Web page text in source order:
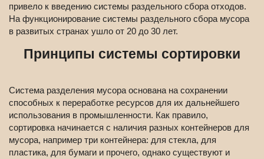
привело к введению системы раздельного сбора отходов.
На функционирование системы раздельного сбора мусора
в развитых странах ушло от 20 до 30 лет.
Принципы системы сортировки
Система разделения мусора основана на сохранении
способных к переработке ресурсов для их дальнейшего
использования в промышленности. Как правило,
сортировка начинается с наличия разных контейнеров для
мусора, например три контейнера: для стекла, для
пластика, для бумаги и прочего, однако существуют и